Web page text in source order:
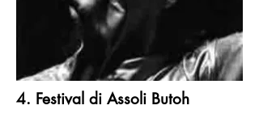
4. Festival di Assoli Butoh